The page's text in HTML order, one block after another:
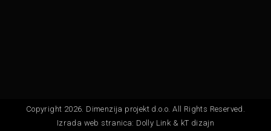
Copyright 2026. Dimenzija projekt d.o.o. All Rights Reserved.
Izrada web stranica: Dolly Link & kT dizajn